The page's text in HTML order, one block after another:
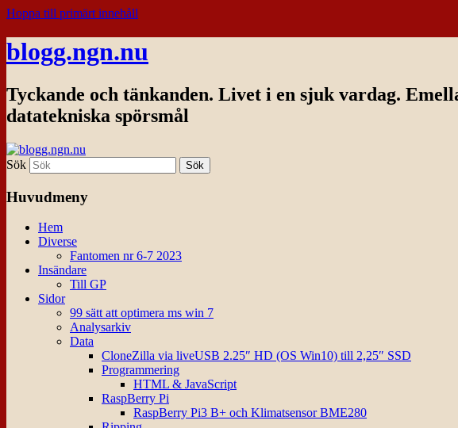
Hoppa till primärt innehåll
blogg.ngn.nu
Tyckande och tänkanden. Livet i en sjuk vardag.
datatekniska spörsmål
Sök
Huvudmeny
Hem
Diverse
Fantomen nr 6-7 2023
Insändare
Till GP
Sidor
99 sätt att optimera ms win 7
Analysarkiv
Data
CloneZilla via liveUSB 2.25″ HD (OS Win10) till 2,25″ SSD
Programmering
HTML & JavaScript
RaspBerry Pi
RaspBerry Pi3 B+ och Klimatsensor BME280